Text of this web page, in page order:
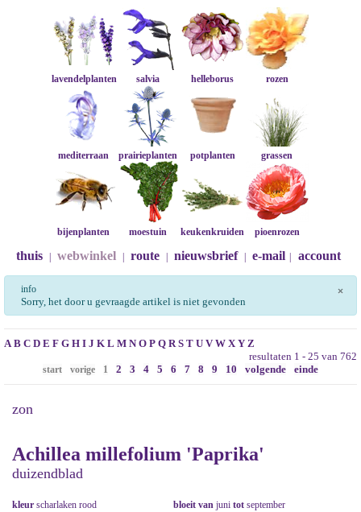
lavendelplanten salvia helleborus rozen
mediterraan prairieplanten potplanten grassen
bijenplanten moestuin keukenkruiden pioenrozen
thuis webwinkel route nieuwsbrief e-mail account
×
info
Sorry, het door u gevraagde artikel is niet gevonden
A B C D E F G H I J K L M N O P Q R S T U V W X Y Z
resultaten 1 - 25 van 762
start vorige 1 2 3 4 5 6 7 8 9 10 volgende einde
zon
Achillea millefolium 'Paprika'
duizendblad
kleur scharlaken rood bloeit van juni tot september